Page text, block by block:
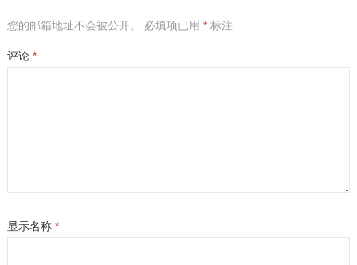
您的邮箱地址不会被公开。 必填项已用 *标注
评论 *
显示名称 *